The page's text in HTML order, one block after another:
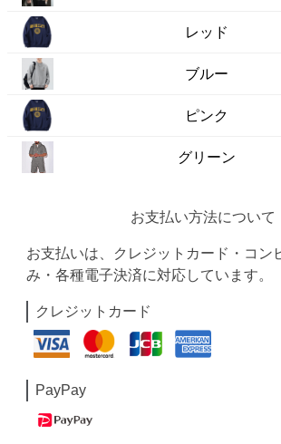
レッド
ブルー
ピンク
グリーン
お支払い方法について
お支払いは、クレジットカード・コン
み・各種電子決済に対応しています。
クレジットカード
PayPay